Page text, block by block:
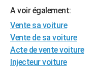
Guides de France
Escapades
Patrimoine
Expositions
Musées
Week-end nature
+LIFESTYLE
Art de vivre
Bien-être
Loisirs
Mode
Modes de vie
SANTE
Alimentation
Guide de la santé
Maladies
Médicaments
Sommeil
VOYAGE
A voir également:
Vente sa voiture
Vente de sa voiture
Acte de vente voiture
Injecteur voiture